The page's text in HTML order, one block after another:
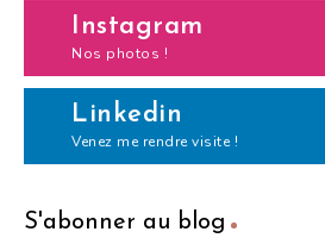
Instagram
Nos photos !
Linkedin
Venez me rendre visite !
S'abonner au blog